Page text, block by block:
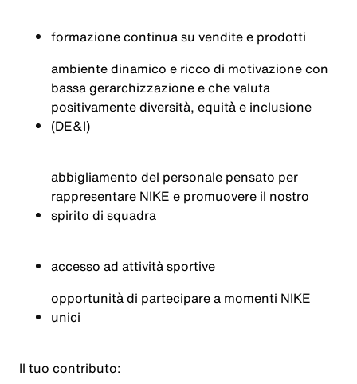
formazione continua su vendite e prodotti
ambiente dinamico e ricco di motivazione con
bassa gerarchizzazione e che valuta
positivamente diversità, equità e inclusione
(DE&I)
abbigliamento del personale pensato per
rappresentare NIKE e promuovere il nostro
spirito di squadra
accesso ad attività sportive
opportunità di partecipare a momenti NIKE
unici
Il tuo contributo: